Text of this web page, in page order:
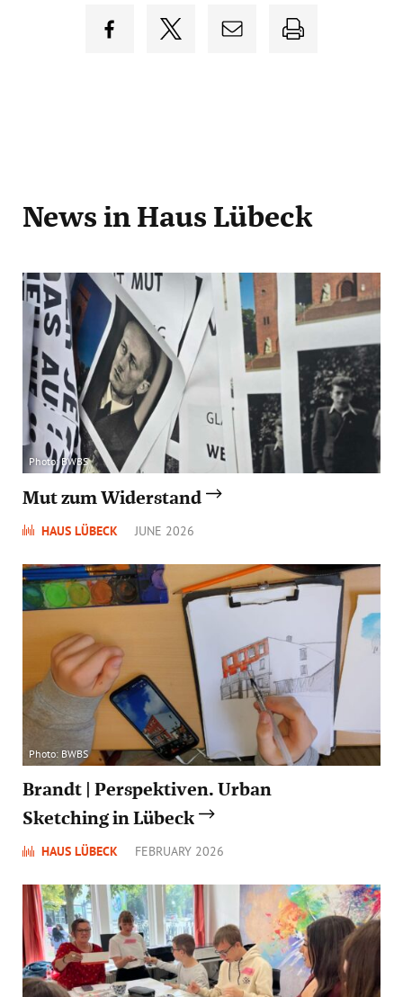
News in Haus Lübeck
Photo: BWBS
Mut zum Widerstand
HAUS LÜBECK JUNE 2026
Photo: BWBS
Brandt | Perspektiven. Urban
Sketching in Lübeck
HAUS LÜBECK FEBRUARY 2026